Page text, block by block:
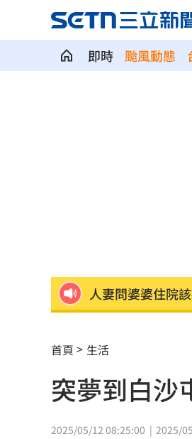
即時 颱風動態
人妻問婆婆住院
公審燒烤攤賣臭
AI模擬民意精準
台灣青少年公開
首頁 生活
突夢到白
2025/05/12 08:25:00 2025/